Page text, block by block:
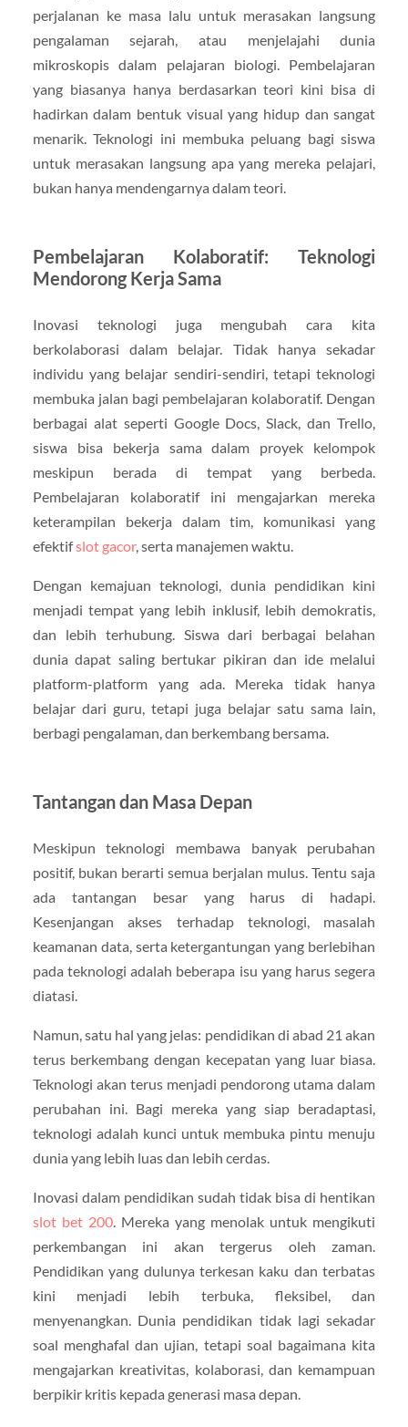
perjalanan ke masa lalu untuk merasakan langsung
pengalaman sejarah, atau menjelajahi dunia
mikroskopis dalam pelajaran biologi. Pembelajaran
yang biasanya hanya berdasarkan teori kini bisa di
hadirkan dalam bentuk visual yang hidup dan sangat
menarik. Teknologi ini membuka peluang bagi siswa
untuk merasakan langsung apa yang mereka pelajari,
bukan hanya mendengarnya dalam teori.
Pembelajaran Kolaboratif: Teknologi
Mendorong Kerja Sama
Inovasi teknologi juga mengubah cara kita
berkolaborasi dalam belajar. Tidak hanya sekadar
individu yang belajar sendiri-sendiri, tetapi teknologi
membuka jalan bagi pembelajaran kolaboratif. Dengan
berbagai alat seperti Google Docs, Slack, dan Trello,
siswa bisa bekerja sama dalam proyek kelompok
meskipun berada di tempat yang berbeda.
Pembelajaran kolaboratif ini mengajarkan mereka
keterampilan bekerja dalam tim, komunikasi yang
efektifslot gacor, serta manajemen waktu.
Dengan kemajuan teknologi, dunia pendidikan kini
menjadi tempat yang lebih inklusif, lebih demokratis,
dan lebih terhubung. Siswa dari berbagai belahan
dunia dapat saling bertukar pikiran dan ide melalui
platform-platform yang ada. Mereka tidak hanya
belajar dari guru, tetapi juga belajar satu sama lain,
berbagi pengalaman, dan berkembang bersama.
Tantangan dan Masa Depan
Meskipun teknologi membawa banyak perubahan
positif, bukan berarti semua berjalan mulus. Tentu saja
ada tantangan besar yang harus di hadapi.
Kesenjangan akses terhadap teknologi, masalah
keamanan data, serta ketergantungan yang berlebihan
pada teknologi adalah beberapa isu yang harus segera
diatasi.
Namun, satu hal yang jelas: pendidikan di abad 21 akan
terus berkembang dengan kecepatan yang luar biasa.
Teknologi akan terus menjadi pendorong utama dalam
perubahan ini. Bagi mereka yang siap beradaptasi,
teknologi adalah kunci untuk membuka pintu menuju
dunia yang lebih luas dan lebih cerdas.
Inovasi dalam pendidikan sudah tidak bisa di hentikan
slot bet 200. Mereka yang menolak untuk mengikuti
perkembangan ini akan tergerus oleh zaman.
Pendidikan yang dulunya terkesan kaku dan terbatas
kini menjadi lebih terbuka, fleksibel, dan
menyenangkan. Dunia pendidikan tidak lagi sekadar
soal menghafal dan ujian, tetapi soal bagaimana kita
mengajarkan kreativitas, kolaborasi, dan kemampuan
berpikir kritis kepada generasi masa depan.